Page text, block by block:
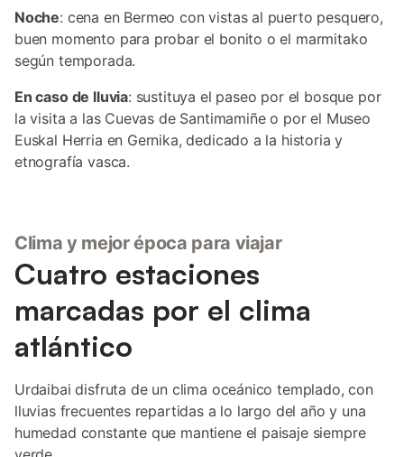
Noche: cena en Bermeo con vistas al puerto pesquero,
buen momento para probar el bonito o el marmitako
según temporada.
En caso de lluvia: sustituya el paseo por el bosque por
la visita a las Cuevas de Santimamiñe o por el Museo
Euskal Herria en Gernika, dedicado a la historia y
etnografía vasca.
Clima y mejor época para viajar
Cuatro estaciones
marcadas por el clima
atlántico
Urdaibai disfruta de un clima oceánico templado, con
lluvias frecuentes repartidas a lo largo del año y una
humedad constante que mantiene el paisaje siempre